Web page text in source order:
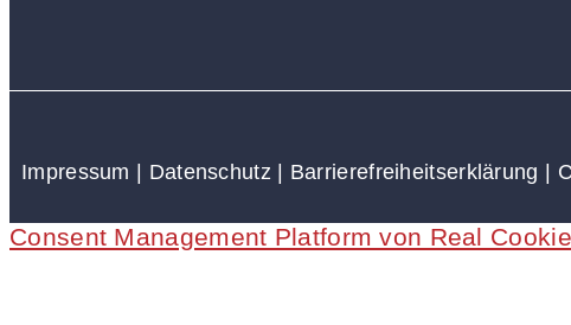
Impressum Datenschutz Barrierefreiheitserklärung
Consent Management Platform von Real